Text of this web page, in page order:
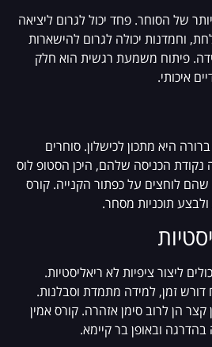
של הסוחר. פחד יכול לגרום ליציאה
וחמדנות יכולה לגרום להישארות
פיתוח משמעת רגשית הוא חלק
איכותי.
היא מתכון לכישלון. סוחרים
נקודת הכניסה שלהם, היכן הסטופ לוס
שהם לוחצים על כפתור הקנייה. קורס
תוכניות מסחר.
ליצור ציפיות לא ריאליסטיות.
זמן, למידה מתמדת וסבלנות.
הן לרוב סימן אזהרה. קורס אמין
ובאופן בר קיימא.